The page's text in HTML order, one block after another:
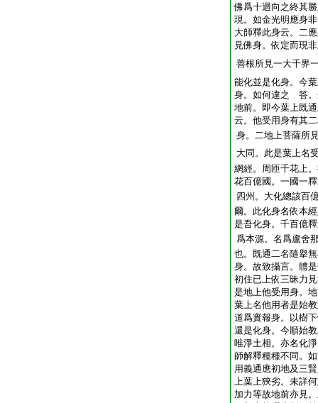
佛爲十迴向之終其
現。如金光明應身
大師釋此身云。二
見佛身。依定而現
善根所見一大千界
能化並是化身。今
身。如何違之 答。
地前。即今葉上既
云。他受用身有其
身。二地上菩薩所
大同。此是葉上名
網經。周匝千花上
花百億國。一國一
四州。大化總該百
爾。此化身名依本
是吾化身。千百億
爲本源。名爲盧舍
也。既通二名隨擧
身。故致攝言。體
初住已上依三昧力
是地上他受用身。
葉上名他用者是始
道爲實報身。以樹
還是化身。今順始
唯淨土相。亦名化
師解釋種種不同。
用義通應初地及三
上葉上狹劣。未詳
加力等故地前亦見